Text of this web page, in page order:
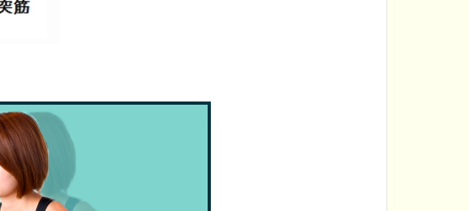
円板後部組織が